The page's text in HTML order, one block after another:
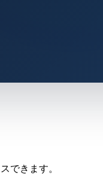
できます。